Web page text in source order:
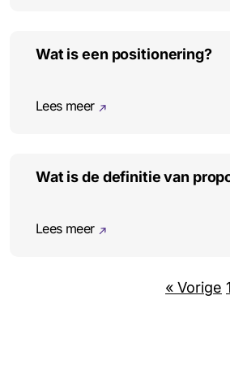
Wat is een positionering?
Lees meer
Wat is de definitie van
Lees meer
« Vorige 1